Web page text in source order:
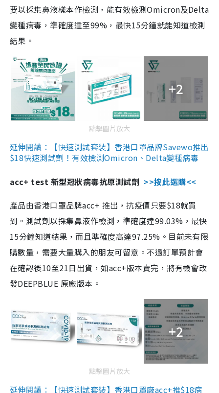
要以採集鼻液樣本作檢測，能有效檢測Omicron及Delta
變種病毒，準確度達至99%，最快15分鐘就能知道檢測
結果。
+2
點擊圖片放大
延伸閱讀：【快速測試套裝】香港口罩品牌Savewo推出
$18快速測試劑！有效檢測Omicron、Delta變種病毒
acc+ test 新型冠狀病毒抗原測試劑 >>按此選購<<
產品由香港口罩品牌acc+ 推出，抗疫價只要$18就買
到。測試劑以採集鼻液作檢測，準確度達99.03%，最快
15分鐘知道結果，而且準確度高達97.25%。目前未有限
購數量，需要大量購入的朋友可留意。不過訂單預計會
在確認後10至21日出貨，如acc+版本賣完，將有機會改
發DEEPBLUE 原廠版本。
+2
點擊圖片放大
延伸閱讀：【快速測試套裝】香港口罩廠acc+推$18病